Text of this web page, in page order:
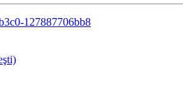
127887706bb8